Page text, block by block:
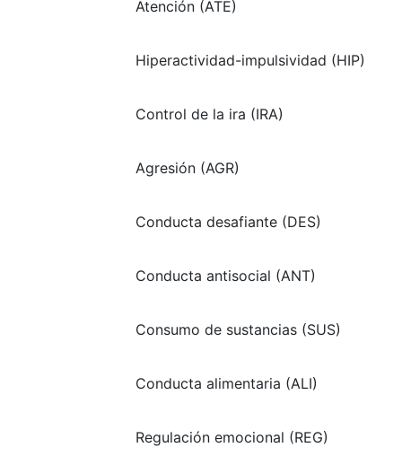
Atención (ATE)
Hiperactividad-impulsividad (HIP)
Control de la ira (IRA)
Agresión (AGR)
Conducta desafiante (DES)
Conducta antisocial (ANT)
Consumo de sustancias (SUS)
Conducta alimentaria (ALI)
Regulación emocional (REG)